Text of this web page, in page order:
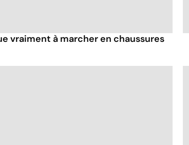
vraiment à marcher en chaussures